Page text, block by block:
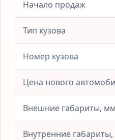
Начало продаж
Тип кузова
Номер кузова
Цена нового
Внешние габариты, мм
Внутренние